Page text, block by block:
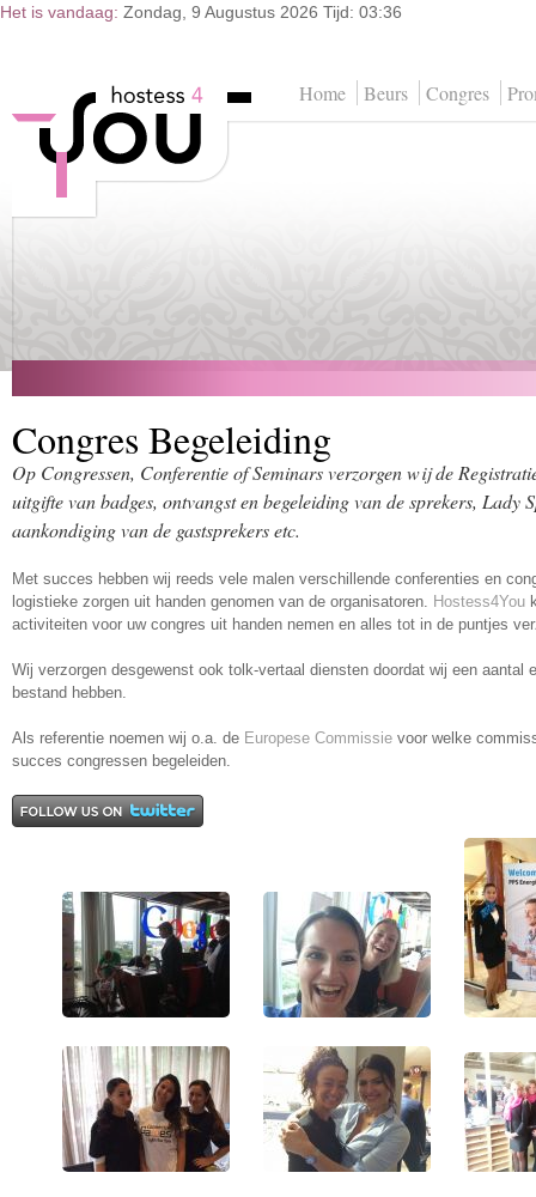
Het is vandaag: Zondag, 9 Augustus 2026 Tijd: 03:36
Home Beurs Congres
Congres Begeleiding
Op Congressen, Conferentie of Seminars verzorgen wij de
uitgifte van badges, ontvangst en begeleiding van de sprekers, Lady
aankondiging van de gastsprekers etc.
Met succes hebben wij reeds vele malen verschillende conferenties en
logistieke zorgen uit handen genomen van de organisatoren. Hostess4You
activiteiten voor uw congres uit handen nemen en alles tot in de puntjes
Wij verzorgen desgewenst ook tolk-vertaal diensten doordat wij een aantal
bestand hebben.
Als referentie noemen wij o.a. de Europese Commissie voor welke
succes congressen begeleiden.